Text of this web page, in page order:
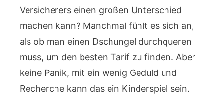
Versicherers einen großen Unterschied
machen kann? Manchmal fühlt es sich an,
als ob man einen Dschungel durchqueren
muss, um den besten Tarif zu finden. Aber
keine Panik, mit ein wenig Geduld und
Recherche kann das ein Kinderspiel sein.